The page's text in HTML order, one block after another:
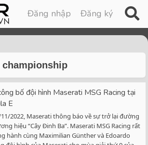
Đăng nhập Đăng ký
bố đội hình Maserati MSG Racing tại
E
2022, Maserati thông báo về sự trở lại đường
hiệu “Cây Đinh Ba”. Maserati MSG Racing rất
hành cùng Maximilian Günther và Edoardo